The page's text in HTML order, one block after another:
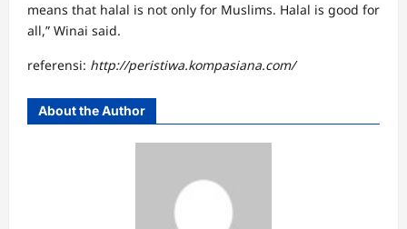
means that halal is not only for Muslims. Halal is good for
all,” Winai said.
referensi: http://peristiwa.kompasiana.com/
About the Author